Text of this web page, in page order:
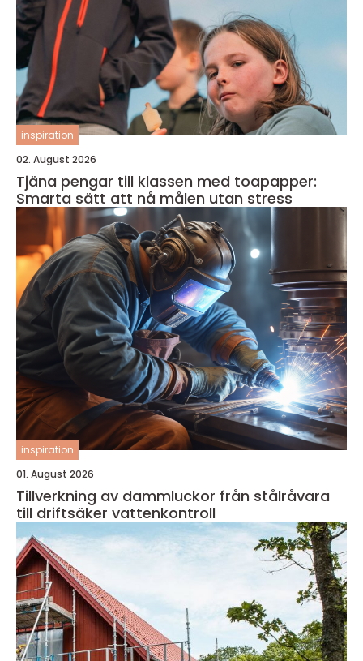
inspiration
02. August 2026
Tjäna pengar till klassen med toapapper:
Smarta sätt att nå målen utan stress
inspiration
01. August 2026
Tillverkning av dammluckor från stålråvara
till driftsäker vattenkontroll